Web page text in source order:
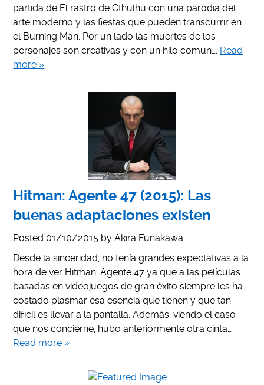
partida de El rastro de Cthulhu con una parodia del
arte moderno y las fiestas que pueden transcurrir en
el Burning Man. Por un lado las muertes de los
personajes son creativas y con un hilo común…. Read
more »
Hitman: Agente 47 (2015): Las
buenas adaptaciones existen
Posted 01/10/2015 byAkira Funakawa
Desde la sinceridad, no tenía grandes expectativas a la
hora de ver Hitman: Agente 47 ya que a las películas
basadas en videojuegos de gran éxito siempre les ha
costado plasmar esa esencia que tienen y que tan
difícil es llevar a la pantalla. Además, viendo el caso
que nos concierne, hubo anteriormente otra cinta…
Read more »